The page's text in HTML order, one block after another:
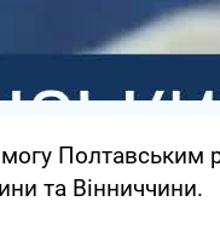
Полтавським
та Вінниччини.